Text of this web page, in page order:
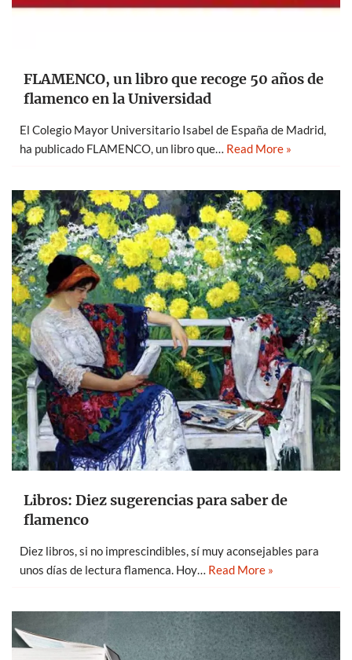
FLAMENCO, un libro que recoge 50 años de
flamenco en la Universidad
El Colegio Mayor Universitario Isabel de España de Madrid,
ha publicado FLAMENCO, un libro que… Read More »
Libros: Diez sugerencias para saber de
flamenco
Diez libros, si no imprescindibles, sí muy aconsejables para
unos días de lectura flamenca. Hoy… Read More »